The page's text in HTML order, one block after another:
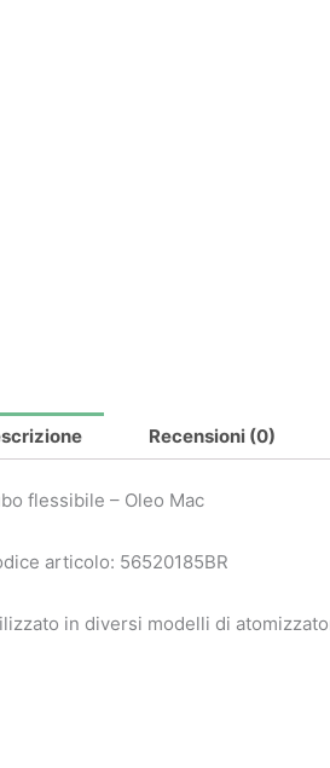
Recensioni (0)
flessibile – Oleo Mac
articolo: 56520185BR
in diversi modelli di